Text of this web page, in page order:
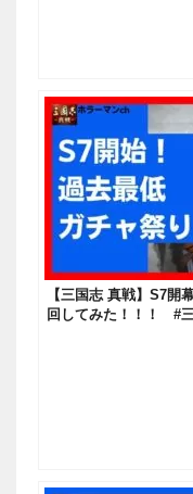
【三国志 真戦】S7開
回してみた！！！ #